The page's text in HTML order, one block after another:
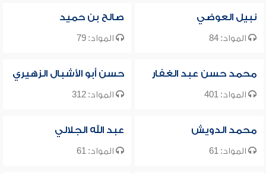
نبيل العوضي
المواد: 84
صالح بن حميد
المواد: 79
محمد حسن عبد الغفار
المواد: 401
حسن أبو الأشبال الزهيري
المواد: 312
محمد الدويش
المواد: 61
عبد الله الجلالي
المواد: 61